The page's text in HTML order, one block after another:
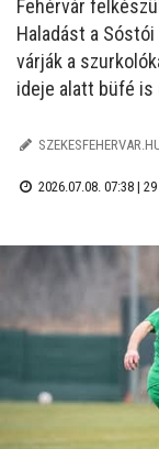
Fehérvár
Haladást a
várják a
ideje alatt büfé is
2026.07.08. 07:38 |